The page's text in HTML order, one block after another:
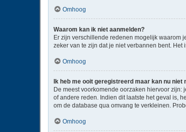
Omhoog
Waarom kan ik niet aanmelden?
Er zijn verschillende redenen mogelijk waarom
zeker van te zijn dat je niet verbannen bent.
Omhoog
Ik heb me ooit geregistreerd maar kan nu niet
De meest voorkomende oorzaken hiervoor
of andere reden. Indien dit laatste het geval is,
om de database qua omvang te verkleinen.
Omhoog